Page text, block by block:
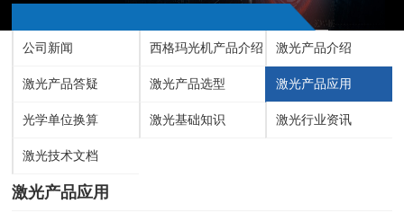
公司新闻 西格玛光机产品介绍 激光产品介绍
激光产品答疑 激光产品选型 激光产品应用
光学单位换算 激光基础知识 激光行业资讯
激光技术文档
激光产品应用